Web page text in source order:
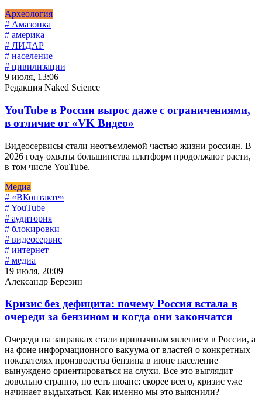
Археология
# Амазонка
# америка
# ЛИДАР
# население
# цивилизации
9 июля, 13:06
Редакция Naked Science
YouTube в России вырос даже с ограничениями,
в отличие от «VK Видео»
Видеосервисы стали неотъемлемой частью жизни россиян. В
2026 году охваты большинства платформ продолжают расти,
в том числе YouTube.
Медиа
# «ВКонтакте»
# YouTube
# аудитория
# блокировки
# видеосервис
# интернет
# медиа
19 июля, 20:09
Александр Березин
Кризис без дефицита: почему Россия встала в
очереди за бензином и когда они закончатся
Очереди на заправках стали привычным явлением в России, а
на фоне информационного вакуума от властей о конкретных
показателях производства бензина в июне население
вынуждено ориентироваться на слухи. Все это выглядит
довольно странно, но есть нюанс: скорее всего, кризис уже
начинает выдыхаться. Как именно мы это выяснили?